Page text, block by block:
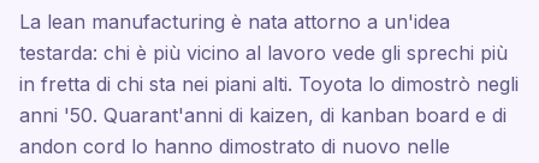
La lean manufacturing è nata attorno a un'idea
testarda: chi è più vicino al lavoro vede gli sprechi più
in fretta di chi sta nei piani alti. Toyota lo dimostrò negli
anni '50. Quarant'anni di kaizen, di kanban board e di
andon cord lo hanno dimostrato di nuovo nelle